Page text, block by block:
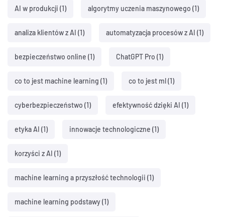
AI w produkcji (1) algorytmy uczenia maszynowego (1)
analiza klientów z AI (1) automatyzacja procesów z AI (1)
bezpieczeństwo online (1) ChatGPT Pro (1)
co to jest machine learning (1) co to jest ml(1)
cyberbezpieczeństwo (1) efektywność dzięki AI (1)
etyka AI (1) innowacje technologiczne (1)
korzyści z AI (1)
machine learning a przyszłość technologii (1)
machine learning podstawy(1)